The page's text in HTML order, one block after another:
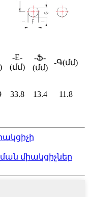
-E-
(մմ)
-Ֆ-
(մմ)
-Գ(մմ)
33.8 13.4 11.8
միակցիչներ